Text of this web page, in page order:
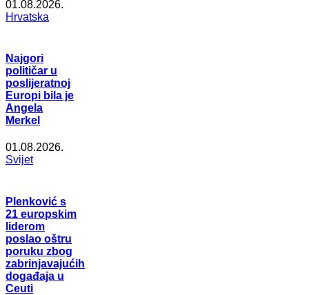
01.08.2026.
Hrvatska
Najgori
političar u
poslijeratnoj
Europi bila je
Angela
Merkel
01.08.2026.
Svijet
Plenković s
21 europskim
liderom
poslao oštru
poruku zbog
zabrinjavajućih
događaja u
Ceuti